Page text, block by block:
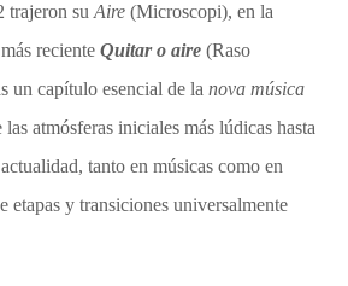
trajeron suAire (Microscopi), en la
más recienteQuitar o aire (Raso
un capítulo esencial de lanova música
las atmósferas iniciales más lúdicas hasta
tanto en músicas como en
etapas y transiciones universalmente